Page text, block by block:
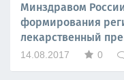
Минздравом
формирования
лекарственный
14.08.2017 0